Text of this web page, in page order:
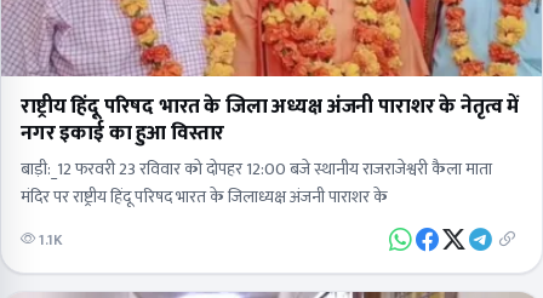
राष्ट्रीय हिंदू परिषद भारत के जिला अध्यक्ष अंजनी पाराशर के नेतृत्व में
नगर इकाई का हुआ विस्तार
बाड़ी:_12 फरवरी 23 रविवार को दोपहर 12:00 बजे स्थानीय राजराजेश्वरी कैला माता
मंदिर पर राष्ट्रीय हिंदू परिषद भारत के जिलाध्यक्ष अंजनी पाराशर के
1.1K